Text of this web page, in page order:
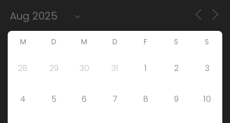
M D M D F S S
28 29 30 31 1 2 3
4 5 6 7 8 9 10